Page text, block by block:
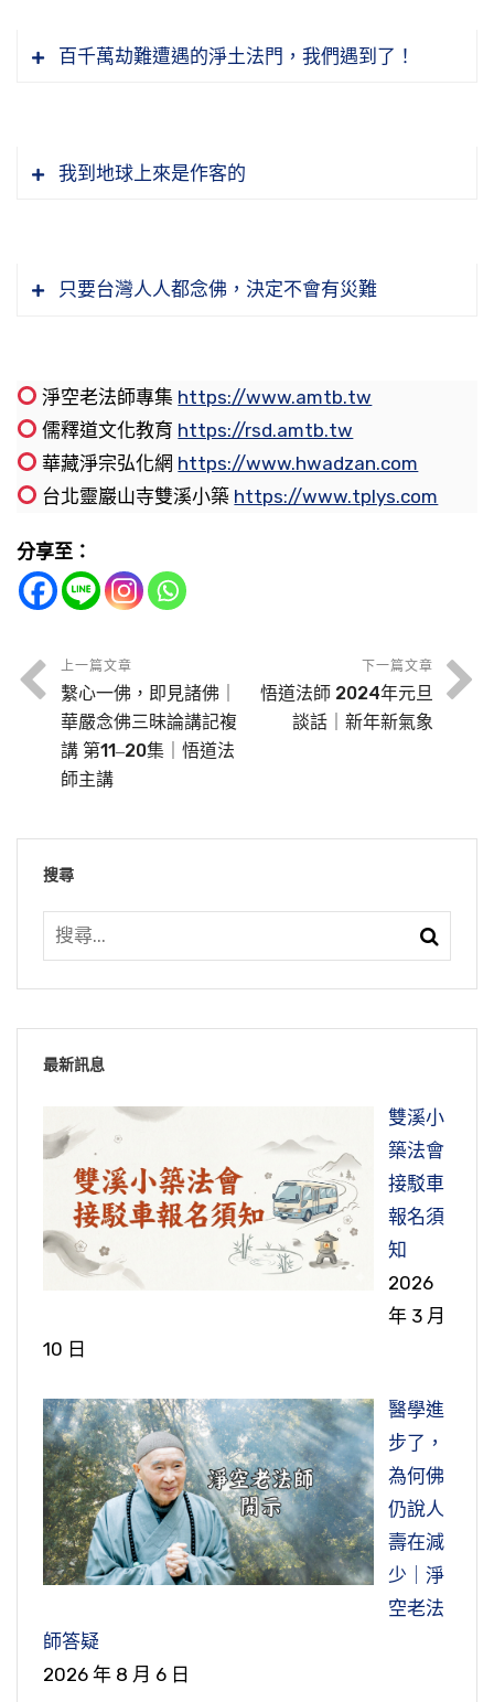
下，放下妄想、放下分別、放下執著，這個要
用；但是絕不可以貪著，貪著我們就錯了，我們
到那裡不起作用。你看那個地方的人，人人都慈
慈，牟尼是寂默，佛就用仁慈寂默來教化地球上
總的原則。對人要仁慈，對自己要寂默，寂是清
要慈悲，大慈大悲，「無緣大慈，同體大悲」。
我們看到佛菩薩的名號，也就知道他教化眾生，
那些眾生是什麼樣的根性，大致上都能夠了解。
外面旅遊觀光，感到疲倦了，回家去。所以這一
不傷害。學阿彌陀佛，五逆十惡、毀謗大乘都沒
「好喜打拍一切眾生」，特別是小動物，看到的
人家做出樣子給我們看。在佛法裡面遇到這些東
侍者有別人看到老法師房間裡面有跳蚤、有蚊
還不能感化牠們，牠們在警惕我、警策我。」老
和尚不趕牠們。聽說印光法師七十歲以後，這些
東西再都看不見了。本來房間裡面有蚊蟲、有跳
蚤、有蒼蠅，有這些東西，老和尚到裡面去一
住，這些東西都搬家、都走了。由此可知，修養
自己的德行重要，有牠們在擾亂，是自己道德不
夠，沒道德，牠才會擾亂。真正肯修勇猛精進，
有？如果果然沒有了，證明你修行有功夫了。還
有這些東西干擾，你功夫不夠。你看看真正修行
人他不責備外境，一切回歸到內心，回歸到自
己，我自己不善，牠們來擾亂、來侵犯是應該
節錄自：地藏菩薩本願經（第二十集）
【若遇畋獵恣情者。說驚狂喪命報。】
『恣情』就是任意、任性殺害一切眾生。這裡面
用網，古時候用弓箭，現在則是用槍械，殺害眾
生數量畢竟還是有限。可是我們去打魚，打魚一
般漁夫是用網，一網打下來，依舊還是有限。我
們過去幹這個事情就太惡劣了，我們用黃色炸藥
是被炸死，是震動震死的。我過去跟著我父親打
獵打了三年，我記得我是十六、十七、十八這三
年。讀這一段經文，我自己的父親報應就是這
我親眼看到這個情形，那是現世的果報。他病發
的時候瘋狂，人瘦得皮包骨頭，力氣之大幾個人
都攔阻不住。看到水往水裡面鑽，看到山就往山
上跑，所以想到是打獵的果報。
我讀這個經文之後，就發心吃長素，知道殺業太
重，親身經歷的，所以感觸非常深。然後看到佛
經上講的因蔓不斷，生生世世互相酬償沒完沒
了。雖然是無知造作的罪業，不能說無知就沒有
這些道理，再去造作是犯兩重罪，就是再加上破
戒罪。
節錄自：地藏菩薩本願經（第十四集）
我在初學佛的時候，朱鏡宙老居士給我講了一個
提到這個事情。
清朝末年作官，大概有些地方有災難，皇帝派他
帶著錢去賑災。他把賑災的錢吞沒了，所以在災
很多人。民國成立之後，清朝亡國了，這些人就
做了寓公，住在外國租界裡面，很有錢。那時候
知道幹下這個錯事，所以晚年到處燒香，到處拜
佛，修橋補路，盡幹好事，社會上稱他為大善
人。錢從哪裡來的？吞沒賑災之款來的，當了大
善人。這樣過了幾年，他死了。
時候在上海有一個法國人通靈，可以把你家裡亡
故人的靈魂找來跟你談話，收的費用很高。她聽
到有這麼一樁事情，就去找這個通靈的法國人。
錢他收了，找了好久找不到，他就覺得非常奇
我真找不到。他說：如果妳親戚朋友當中有新過
證明，讓妳相信。她聽了這個話之後半信半疑。
正好她先生大兒子死了（不是她生的），她就找
大少奶奶來，請這個法國人去找，果然沒有一會
兒找到了。找到，就附在一個人身上，說話的音
聲跟大少爺聲音完全相同。他們就問他，「你死
後的狀況」，他都說了。然後就問他，她說：你
爸爸怎麼會找不到？他說：爸爸？聽說他墮地獄
了。她說：他是個大善人，一生盡做好事，天天
拜佛念經，怎麼會墮地獄？他大兒子說了，說出
吞沒賑災這筆錢這個事情。他說：這個事情沒有
人知道，在上海還有他的老朋友，過去他同事，
其中有一兩個人知道這個情形，妳們去問問他就
好了。於是，這個四姨太就去找他先生的老朋
友。從前人厚道，你做惡事，人家都不說。結果
他家人找來之後，那個老先生就講，是有這麼一
樁事情。但是他究竟吞沒多少錢，那就不知道，
中國古人講得很好，「憂能使人老」。人的老
化，實在講，憂慮是使人老化第一個因素，我們
要把煩心的事情，常講你的牽掛、你的得失，這
所有煩心的事情統統把它丟掉、放下，把它捨棄
煩心的，為什麼？世間人逃不出命運，命裡面都
給你注定了，你還要操什麼心？學佛，我們這一
我要操心，佛菩薩就不安排了，那我可麻煩了，
樣樣事情都要自己操心，累死了。統統交給佛菩
薩，我只乖乖的聽話，天天念經、天天學佛就行
了，做個好學生。佛菩薩是褓姆，他來照顧，我
們千萬不要越權，不要管他的事情，你就得大自
節錄自：大乘無量壽經（第一三九集）
我們眾生統統在迷，不曉得事實真相，起心動念
都為「我」，這個很糟糕。所以這個念頭存在，
八萬四千法門任何一個法門，都不能成就。可是
求生西方極樂世界行，他可以帶業往生，只有這
些法門我們學了沒有用處，我執破不掉！你不相
信試試看，你去參禪，哪一天能破我執？破我
執，你就得禪定了，就超越三界了。我執要是破
不掉，禪定功夫再高，還是在六道；你盤腿面
出定的，你將來也不過是色界天無色界天而已，
出不了三界。原因在哪裡？我執沒破。難！太不
容易。
我們想想，一切法門破我執這麼難，只有回過頭
念愈淡愈好，為什麼？將來到西方極樂世界的品
位高。所以平常起心動念，多替別人著想，多替
我當然好；大家都不好，我一個人好，也保不
住，災難就來了，嫉妒障礙侵害的統統來了。所
以念念為眾生，這個就是作善，為道作善。
節錄自：無量壽經（第二十八集）02-012-0028
前告狀說她先生有外遇。她告訴這個女同志，她
說「那是妳的丈夫，有外遇，你要曉得丈夫兩個
字怎麼解釋？丈是一丈遠，一丈之內是你的丈
夫，一丈之外就不是的，妳管他幹什麼？」這是
身體，一口氣沒斷活著，是自己的；一口氣不來
了，不是我的。你穿在身上的衣服是你自己的，
你放在衣櫃那裡那不是你的。你住的房子，你今
天住在這個房子是你自己的，你離開房子，那不
不是講假話。放下，叫你時時刻刻觀想，你自然
就能放下。
這些拉雜東西放下之後，佛號才提得起來，那是
真的，為什麼？帶得走的，我在這裡命終的時
候，那個地方到極樂世界去了。最後這一剎那如
果把佛號忘掉，還迷戀這些東西，你就又搞六道
輪迴了，往生西方的機會不就錯過了嗎？那才叫
像那個女同志在劉居士那裡告狀，我也遇到過。
一位女居士向我告狀先生有外遇，問我怎麼辦？
我說正好幫助妳念佛，妳就不操心了，妳讓他去
多好！不但沒有怨恨，感謝她，要不然妳要照顧
妳的先生，妳念佛功夫不得力，有這麼一個好人
來幫助妳，好事，菩薩！世間事情沒有絕對的是
非對錯，沒有，都在自己一念之間，一念覺悟
了，人人是好人，事事是好事，都在一念之間，
就看你念頭怎麼個轉法。
我們自己犯了過失，希望別人饒恕我們，不要追
究，那我們就首先饒恕別人，他做什麼樣對不起
在口上，時間久了，他知道我們這樣對待他，這
就能化敵為友，冤家對頭變成最親密的朋友。都
在自己，不在對方。要想著對方來遷就我，做不
到，你永遠會失望；我要遷就他，問題真能化
節錄自：二零一二淨土大經科註（第一七五集）
你看看佛經一切經裡面，你常常念到「善男子善
是十善業道，斷十惡，修十善，這樣的男子女人
是佛在經典裡面所稱讚的，最低的水平！再提升
一級，那就是「受持三皈，具足眾戒，不犯威
儀」，這是佛法裡面的善男子善女人。具足斷惡
修善，具足十善業道，不犯十惡，這是世間的善
五戒，包括出家所有一切戒律，小乘的善男子善
女人的標準；發菩提心，那就是大乘的善男子善
女人，菩提心跟菩提道就相應了，那就是大乘的
善男子善女人。佛說得很清楚、很明白，就怕我
們自己錯會了意思，自己惡念紛飛，嘴裡頭能講
一點、講幾句佛法，就以為自己是善男子善女
人，這個犯的錯誤就太大了。對於佛法信不信？
自己以為信，實際上沒有信。
節錄自：大乘無量壽經（第一三五集）
修，很難相信。一般人認為這個太容易了，怕它
不可靠，不敢相信它，這就沒有辦法。夏蓮居老
居士第一次看到《無量壽經》，生大歡喜心，手
舞足蹈，那歡喜無法形容，三、四天。為什麼？
他自己知道，生生世世沒有遇到這個法門，自己
還在六道裡頭搞輪迴，這一生遇到這個法門，可
了不得！我這一生得救了，決定成佛了，所以發
集）
這個人就墮三惡道。能不能往生，決定在最後一
念是不是念阿彌陀佛，最後一念念阿彌陀佛，這
個人是決定往生。所以凡是往生的人，無一不是
大善大福，善福才能往生。最後一念念阿彌陀
佛，大善、大福報，他到極樂世界去作佛了。
可是我們如何能夠保住，自己最後一念是念佛？
這是我們現在最重要的課題。我們在念佛堂，日
命終時用得上。
節錄自：大乘無量壽經（第五十三集）
在日常生活當中，唯一的一個希望，就是希望阿
彌陀佛來接引我，什麼時候來我什麼時候就跟他
去。他不來，我們在這等他，怎麼等？念佛等
他，弘經等他。也就是說，把這個法門普遍的介
紹給一切有緣眾生，希望大家都知道，希望大家
就像阿彌陀佛第十八願所說，縱然這一生無知，
造作的五逆十惡，那是地獄業，無間地獄，造的
人很多，你把十善業道，不要講別的，這是最普
通的、最通俗的拿來對照一下，現在這個社會上
的人，誰不幹殺盜淫？誰不妄語、兩舌、綺語、
惡口？誰沒有貪瞋痴？五逆十惡必墮地獄，這十
惡擺在面前，我們細心觀察，一一來對照，太可
怕了！
修行在哪裡修？在日常工作、生活當中修，在擔
任義工的時候修。重點是必須知道：修行是修自
己，不是修別人。凡事只要求自己，不要求別
人；只求自己跟別人和諧，不求別人跟我和諧，
這樣你在團體當中，就會過得很快樂、很自在。
六祖惠能大師說：「若真修道人，不見世間
過。」真正的修行人，並不是不知道別人的過
失，而是不把別人的過失放在心上。
節錄自：自利利他 端在生活中力行——「戊戌年
新春護法義工團拜感恩宴」談話
百千萬劫難遭遇的淨土法門，我們遇到了！
古來祖師大德告訴我們，世尊所說的八萬四千法
門，再擴大到十方三世一切諸佛如來所說的法
門，一句阿彌陀佛全部包括。這個法門確確實實
是無上法門，是讓一切眾生，男女老少、賢愚不
肖，乃至於犯了五逆十惡、毀謗大乘之罪，只要
懺悔都能往生。你再找這個法門找不到了，只有
這一門，不能不知道。
我到地球上來是作客的
在哪裡修？日常生活當中修。生活都不要著相，
隨緣，隨緣就好，不要去攀緣，攀緣，我又想這
些、又想那些，叫攀緣。一切是恆順眾生，你們
說怎麼好都好，沒有一樣不好。為什麼？我來作
只要台灣人人都念佛，決定不會有災難
在現前我們要想修福，佛在經上告訴我們，我們
淨空老法師專集 https://www.amtb.tw
儒釋道文化教育 https://rsd.amtb.tw
華藏淨宗弘化網 https://www.hwadzan.com
台北靈巖山寺雙溪小築 https://www.tplys.com
分享至：
上一篇文章
繫心一佛，即見諸佛｜
華嚴念佛三昧論講記複
講 第11‒20集｜悟道法
師主講
下一篇文章
悟道法師 2024年元旦
談話｜新年新氣象
搜尋
最新訊息
雙溪小
築法會
接駁車
報名須
知
2026
年 3 月
10 日
醫學進
步了，
為何佛
仍說人
壽在減
少｜淨
空老法
師答疑
2026 年 8 月 6 日